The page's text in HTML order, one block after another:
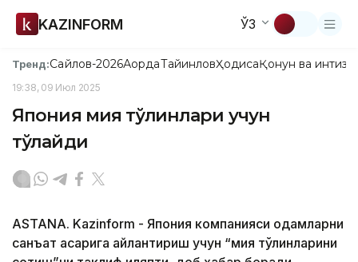
KAZINFORM ЎЗ
Тренд:Сайлов-2026АқордаТайинловҲодисаҚонун ва
19:38, 09 Июл 2025
Япония мия тўлқинлари учун
тўлайди
ASTANA. Kazinform - Япония компанияси одамларни
санъат асарига айлантириш учун “мия тўлқинларини